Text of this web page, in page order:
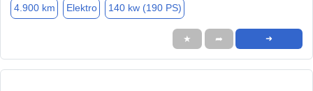
4.900 km Elektro 140 kw (190 PS)
★ ➦ ➜